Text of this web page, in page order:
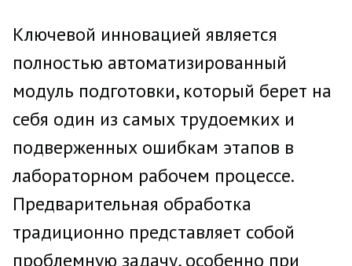
Ключевой инновацией является
полностью автоматизированный
модуль подготовки, который берет на
себя один из самых трудоемких и
подверженных ошибкам этапов в
лабораторном рабочем процессе.
Предварительная обработка
традиционно представляет собой
проблемную задачу, особенно при